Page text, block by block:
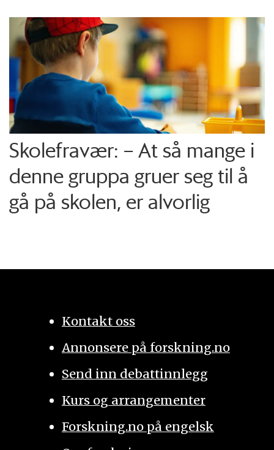
Skolefravær: – At så mange i
denne gruppa gruer seg til å
gå på skolen, er alvorlig
Kontakt oss
Annonsere på forskning.no
Send inn debattinnlegg
Kurs og arrangementer
Forskning.no på engelsk